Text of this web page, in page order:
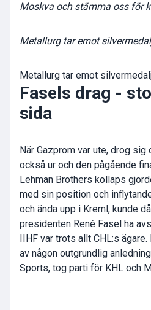
Moskva och stämma oss för
Metallurg tar emot
Metallurg tar emot
Fasels drag -
sida
När Gazprom var ute, drog sig
också ur och den pågående
Lehman Brothers kollaps
med sin position och
och ända upp i Kreml, kunde
presidenten René Fasel ha
IIHF var trots allt CHL:s
av någon outgrundlig
Sports, tog parti för KHL och